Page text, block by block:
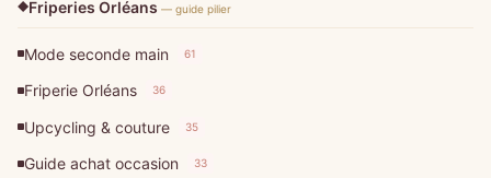
Friperies Orléans — guide pilier
Mode seconde main 61
Friperie Orléans 36
Upcycling & couture 35
Guide achat occasion 33